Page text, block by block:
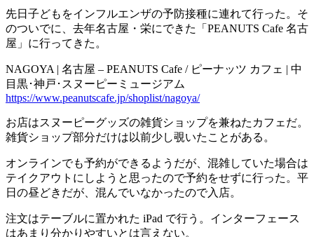
先日子どもをインフルエンザの予防接種に連れて行った。そ
のついでに、去年名古屋・栄にできた「PEANUTS Cafe 名古
屋」に行ってきた。
NAGOYA | 名古屋 – PEANUTS Cafe / ピーナッツ カフェ | 中
目黒･神戸･スヌーピーミュージアム
https://www.peanutscafe.jp/shoplist/nagoya/
お店はスヌーピーグッズの雑貨ショップを兼ねたカフェだ。
雑貨ショップ部分だけは以前少し覗いたことがある。
オンラインでも予約ができるようだが、混雑していた場合は
テイクアウトにしようと思ったので予約をせずに行った。平
日の昼どきだが、混んでいなかったので入店。
注文はテーブルに置かれた iPad で行う。インターフェース
はあまり分かりやすいとは言えない。